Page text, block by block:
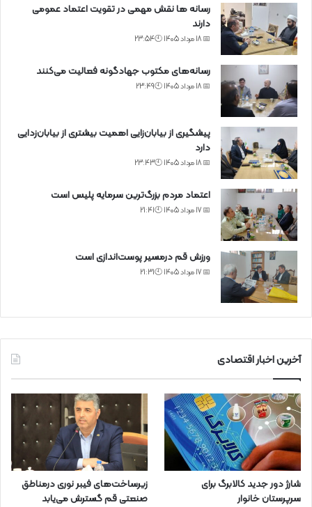
رسانه ها نقش مهمی در تقویت اعتماد عمومی
دارند
📅 18 مرداد 1405 🕙23:54
رسانه‌های مکتوب جهادگونه فعالیت می‌کنند
📅 18 مرداد 1405 🕙23:49
پیشگیری از بیابان‌زایی اهمیت بیشتری از بیابان‌زدایی
دارد
📅 18 مرداد 1405 🕙23:43
اعتماد مردم بزرگ‌ترین سرمایه پلیس است
📅 17 مرداد 1405 🕙21:41
ورزش قم درمسیر پوست‌اندازی است
📅 17 مرداد 1405 🕙21:31
آخرین اخبار اقتصادی
شارژ دور جدید کالابرگ برای
سرپرستان خانوار
زیرساخت‌های فیبر نوری درمناطق
صنعتی قم گسترش می‌یابد